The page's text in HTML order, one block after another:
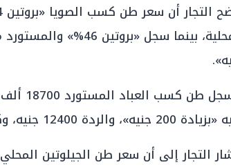
والردة 12400 جنيه، وكسب الفول السوداني 13000 جنيه.